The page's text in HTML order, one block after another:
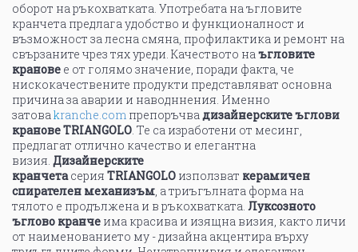
оборот на ръкохватката. Употребата на ъгловите
кранчета предлага удобство и функционалност и
възможност за лесна смяна, профилактика и ремонт на
свързаните чрез тях уреди. Качеството наъгловите
кранове е от голямо значение, поради факта, че
нискокачествените продукти представляват основна
причина за аварии и наводннения. Именно
затоваkranche.com препоръчвадизайнерските ъглови
крановеTRIANGOLO. Те са изработени от месинг,
предлагат отлично качество и елегантна
визия. Дизайнерските
кранчетасерия TRIANGOLO използват керамичен
спирателен механизъм, а триъгълната форма на
тялото е продължена и в ръкохватката. Луксозното
ъглово кранче има красива и изящна визия, както личи
от наименованието му - дизайна акцентира върху